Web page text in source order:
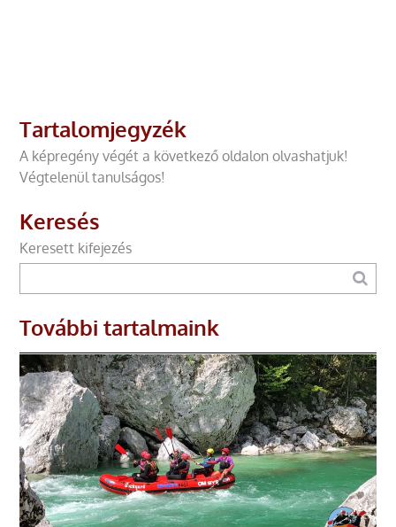
Tartalomjegyzék
A képregény végét a következő oldalon olvashatjuk!
Végtelenül tanulságos!
Keresés
Keresett kifejezés
További tartalmaink